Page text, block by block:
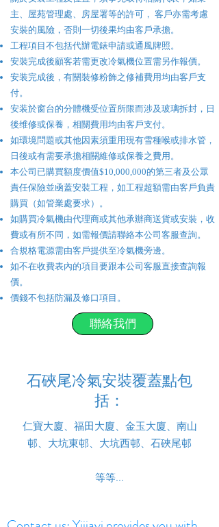
主、屋苑管理處、房屋署等的許可， 客戶亦需考慮
安裝的風險，否則一切後果均由客戶承擔。
工程項目不包括代辦電錶申請或通風牌照。
安裝完成後顧客若需更改冷氣機位置需另作報價。
安装完成後，有關裝修粉飾之修補費用均由客戶支
付。
安装於窗台的分體機受位置所限而涉及玻璃拆封，日
後维修或保養，相關費用均由客戶支付。
如環境問題或其他因素須重用現有雪種喉或排水管，
日後或有需要承擔相關維修或保養之費用。
本公司已購買額度價值$10,000,000的第三者及公眾
責任保險並凾蓋安裝工程，如工程超額需由客戶負責
購買（如管業處要求）。
如購買冷氣機由代理商或其他承辦商送貨或安裝，收
費或有所不同，如需報價請聯絡本公司客服查詢。
合規格電源需由客戶提供至冷氣機旁邊。
如不在收費表內的項目要跟本公司客服直接查詢報
價。
價錢不包括防漏及修口項目。
聯絡我們
石硤尾冷氣安裝覆蓋點包
括：
仁寶大廈、福田大廈、金玉大廈、南山
邨、大坑東邨、大坑西邨、石硤尾邨
等等...